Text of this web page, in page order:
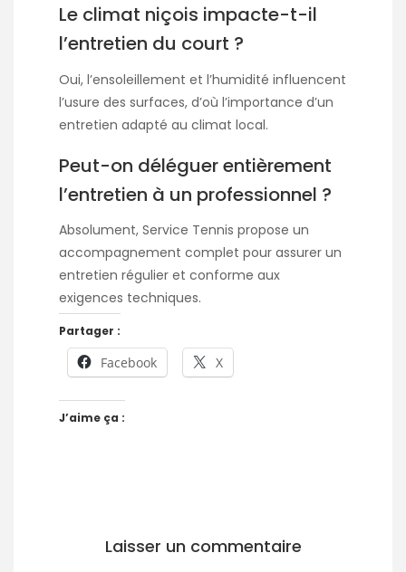
Le climat niçois impacte-t-il
l’entretien du court ?
Oui, l’ensoleillement et l’humidité influencent
l’usure des surfaces, d’où l’importance d’un
entretien adapté au climat local.
Peut-on déléguer entièrement
l’entretien à un professionnel ?
Absolument, Service Tennis propose un
accompagnement complet pour assurer un
entretien régulier et conforme aux
exigences techniques.
Partager :
Facebook X
J’aime ça :
Laisser un commentaire